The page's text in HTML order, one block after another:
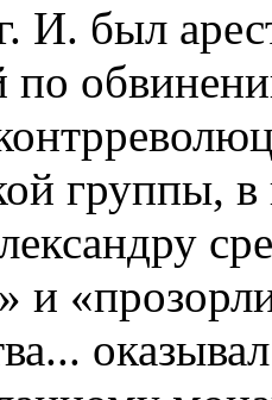
И. был
по
группы,
и